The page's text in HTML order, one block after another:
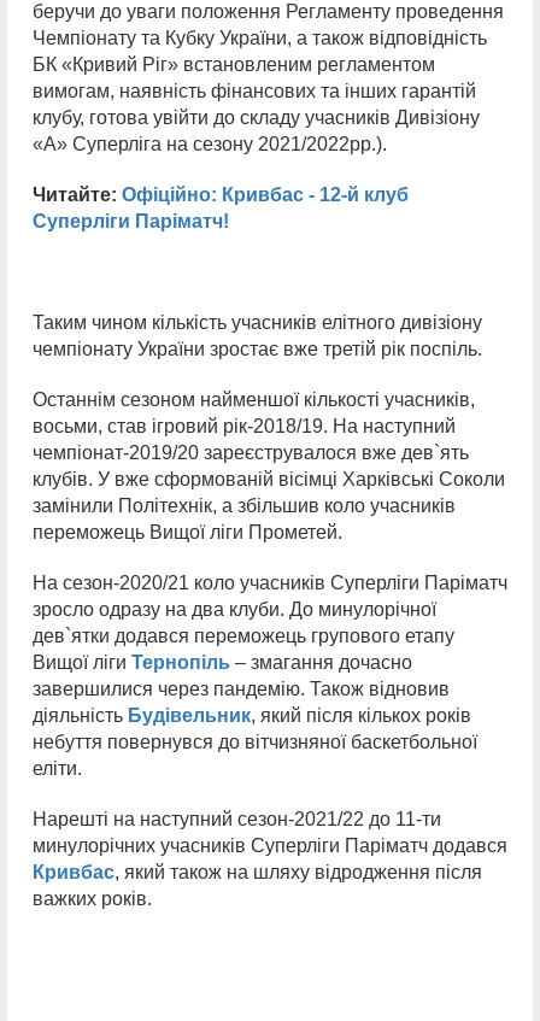
беручи до уваги положення Регламенту проведення
Чемпіонату та Кубку України, а також відповідність
БК «Кривий Ріг» встановленим регламентом
вимогам, наявність фінансових та інших гарантій
клубу, готова увійти до складу учасників Дивізіону
«А» Суперліга на сезону 2021/2022рр.).
Читайте: Офіційно: Кривбас - 12-й клуб
Суперліги Паріматч!
Таким чином кількість учасників елітного дивізіону
чемпіонату України зростає вже третій рік поспіль.
Останнім сезоном найменшої кількості учасників,
восьми, став ігровий рік-2018/19. На наступний
чемпіонат-2019/20 зареєструвалося вже дев`ять
клубів. У вже сформованій вісімці Харківські Соколи
замінили Політехнік, а збільшив коло учасників
переможець Вищої ліги Прометей.
На сезон-2020/21 коло учасників Суперліги Паріматч
зросло одразу на два клуби. До минулорічної
дев`ятки додався переможець групового етапу
Вищої ліги Тернопіль – змагання дочасно
завершилися через пандемію. Також відновив
діяльність Будівельник, який після кількох років
небуття повернувся до вітчизняної баскетбольної
еліти.
Нарешті на наступний сезон-2021/22 до 11-ти
минулорічних учасників Суперліги Паріматч додався
Кривбас, який також на шляху відродження після
важких років.